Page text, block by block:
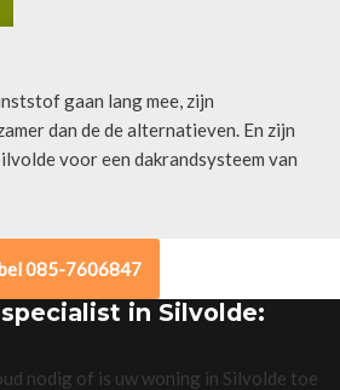
gaan lang mee, zijn
dan de de alternatieven. En zijn
voor een dakrandsysteem van
085-7606847
in Silvolde:
nodig of is uw woning in Silvolde toe